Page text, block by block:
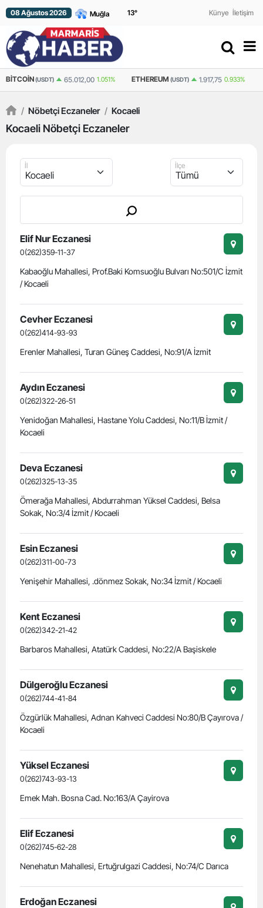
08 Ağustos 2026 13° Künye İletişim
BITCOIN(USDT) 65.012,00 1.051% ETHEREUM (USDT) 1.917,75 0.933%
/ Nöbetçi Eczaneler / Kocaeli
Kocaeli Nöbetçi Eczaneler
İl İlçe
Elif Nur Eczanesi
0(262)359-11-37
Kabaoğlu Mahallesi, Prof.Baki Komsuoğlu Bulvarı No:501/C İzmit
/ Kocaeli
Cevher Eczanesi
0(262)414-93-93
Erenler Mahallesi, Turan Güneş Caddesi, No:91/A İzmit
Aydın Eczanesi
0(262)322-26-51
Yenidoğan Mahallesi, Hastane Yolu Caddesi, No:11/B İzmit /
Kocaeli
Deva Eczanesi
0(262)325-13-35
Ömerağa Mahallesi, Abdurrahman Yüksel Caddesi, Belsa
Sokak, No:3/4 İzmit / Kocaeli
Esin Eczanesi
0(262)311-00-73
Yenişehir Mahallesi, .dönmez Sokak, No:34 İzmit / Kocaeli
Kent Eczanesi
0(262)342-21-42
Barbaros Mahallesi, Atatürk Caddesi, No:22/A Başiskele
Dülgeroğlu Eczanesi
0(262)744-41-84
Özgürlük Mahallesi, Adnan Kahveci Caddesi No:80/B Çayırova /
Kocaeli
Yüksel Eczanesi
0(262)743-93-13
Emek Mah. Bosna Cad. No:163/A Çayirova
Elif Eczanesi
0(262)745-62-28
Nenehatun Mahallesi, Ertuğrulgazi Caddesi, No:74/C Darıca
Erdoğan Eczanesi